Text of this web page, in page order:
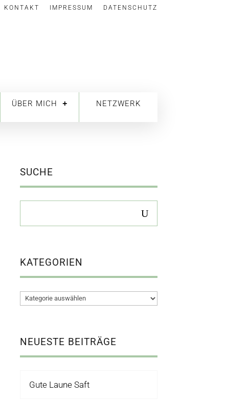
KONTAKT IMPRESSUM DATENSCHUTZ
ÜBER MICH NETZWERK
SUCHE
KATEGORIEN
Kategorien
NEUESTE BEITRÄGE
Gute Laune Saft